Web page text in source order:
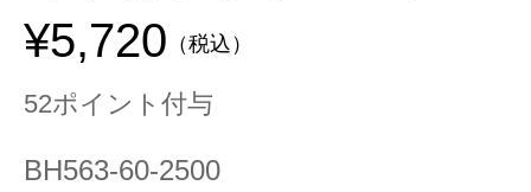
¥5,720 （税込）
52ポイント付与
BH563-60-2500